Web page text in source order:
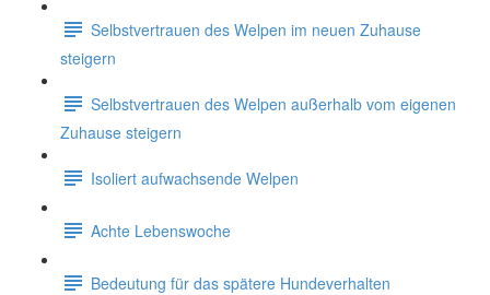
Selbstvertrauen des Welpen im neuen Zuhause
steigern
Selbstvertrauen des Welpen außerhalb vom eigenen
Zuhause steigern
Isoliert aufwachsende Welpen
Achte Lebenswoche
Bedeutung für das spätere Hundeverhalten